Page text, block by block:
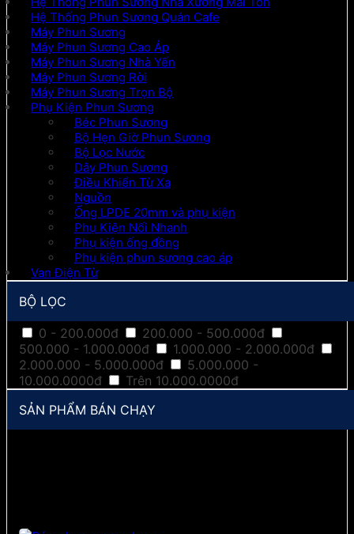
Hệ Thống Phun Sương Quán Cafe
Máy Phun Sương
Máy Phun Sương Cao Áp
Máy Phun Sương Nhà Yến
Máy Phun Sương Rời
Máy Phun Sương Trọn Bộ
Phụ Kiện Phun Sương
Béc Phun Sương
Bộ Hẹn Giờ Phun Sương
Bộ Lọc Nước
Dây Phun Sương
Điều Khiển Từ Xa
Nguồn
Ống LPDE 20mm và phụ kiện
Phụ Kiện Nối Nhanh
Phụ kiện ống đồng
Phụ kiện phun sương cao áp
Van Điện Từ
BỘ LỌC
0 - 200.000đ
200.000 - 500.000đ
500.000 - 1.000.000đ
1.000.000 - 2.000.000đ
2.000.000 - 5.000.000đ
5.000.000 -
10.000.0000đ
Trên 10.000.0000đ
SẢN PHẨM BÁN CHẠY